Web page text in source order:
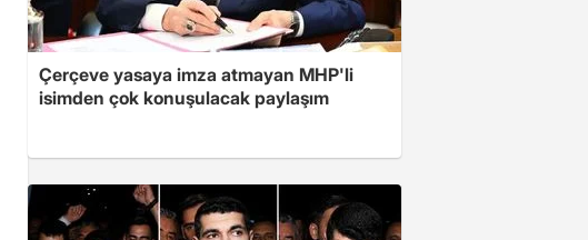
Çerçeve yasaya imza atmayan MHP'li
isimden çok konuşulacak paylaşım